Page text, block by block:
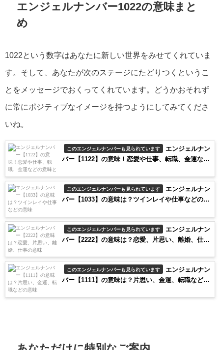
エンジェルナンバー1022の意味まと
め
1022という数字はあなたに新しい世界をみせてくれていま
す。そして、あなたが次のステージにたどりつくというこ
とをメッセージでおくってくれています。どうかおそれず
に常にポジティブなイメージを持つようにしてみてくださ
いね。
このエンジェルナンバーも見られています
エンジェルナン
バー【1122】の意味！恋愛や仕事、転職、金運など
このエンジェルナンバーも見られています
エンジェルナン
バー【1033】の意味は？ツインレイや仕事などの意
このエンジェルナンバーも見られています
エンジェルナン
バー【2222】の意味は？恋愛、片思い、離婚、仕事
このエンジェルナンバーも見られています
エンジェルナン
バー【1111】の意味は？片思い、金運、転職などの